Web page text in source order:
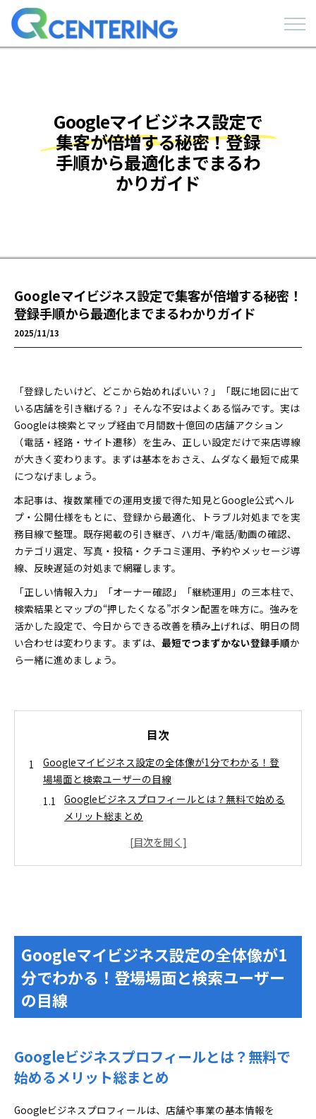
Googleマイビジネス設定で
集客が倍増する秘密！登録
手順から最適化までまるわ
かりガイド
Googleマイビジネス設定で集客が倍増する秘密！
登録手順から最適化までまるわかりガイド
2025/11/13
「登録したいけど、どこから始めればいい？」「既に地図に出て
いる店舗を引き継げる？」――そんな不安はよくある悩みです。実は
Googleは検索とマップ経由で月間数十億回の店舗アクション
（電話・経路・サイト遷移）を生み、正しい設定だけで来店導線
が大きく変わります。まずは基本をおさえ、ムダなく最短で成果
につなげましょう。
本記事は、複数業種での運用支援で得た知見とGoogle公式ヘル
プ・公開仕様をもとに、登録から最適化、トラブル対処までを実
務目線で整理。既存掲載の引き継ぎ、ハガキ/電話/動画の確認、
カテゴリ選定、写真・投稿・クチコミ運用、予約やメッセージ導
線、反映遅延の対処まで網羅します。
「正しい情報入力」「オーナー確認」「継続運用」の三本柱で、
検索結果とマップの“押したくなる”ボタン配置を味方に。強みを
活かした設定で、今日からできる改善を積み上げれば、明日の問
い合わせは変わります。まずは、 最短でつまずかない登録手順か
ら一緒に進めましょう。
目次
Googleマイビジネス設定の全体像が1分でわかる！登
場場面と検索ユーザーの目線
Googleビジネスプロフィールとは？無料で始める
メリット総まとめ
Googleマイビジネス設定で成果を出す三本柱！今
すぐ取り組みたいコツ
オーナー確認で失敗しないためのGoogleマイビジネス
設定最強ナビ
ハガキ・電話・動画のオーナー確認「あなたに最
適」な方法と選び方
オーナー確認できない時の原因まるわかり！トラ
基本情報の入力と編集で「信頼度MAX」へ！Googleマ
イビジネス設定実践ガイド
を実現
Googleマイビジネス設定の全体像が1
分でわかる！登場場面と検索ユーザー
の目線
Googleビジネスプロフィールとは？無料で
始めるメリット総まとめ
Googleビジネスプロフィールは、店舗や事業の基本情報を